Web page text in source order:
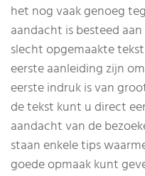
het nog vaak genoeg
aandacht is besteed
slecht opgemaakte
eerste aanleiding zijn
eerste indruk is van
de tekst kunt u direct
aandacht van de
staan enkele tips
goede opmaak kunt